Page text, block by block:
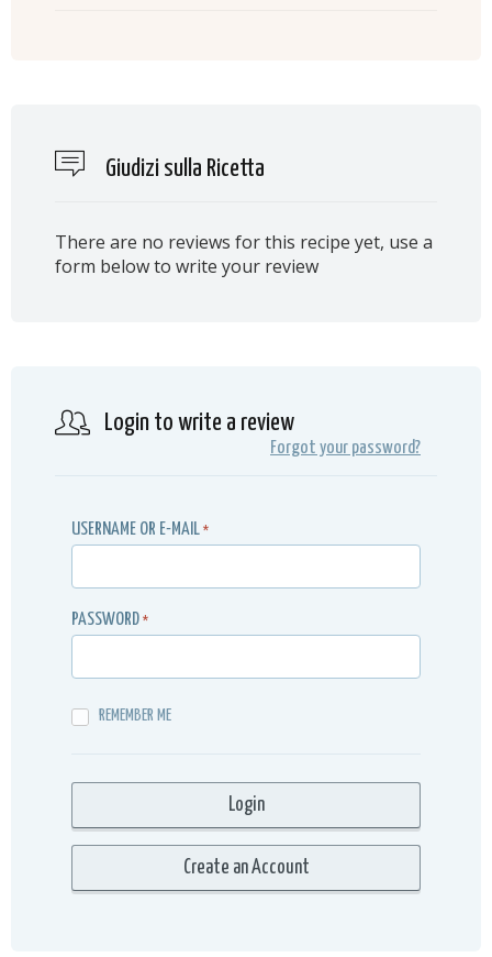
Giudizi sulla Ricetta
There are no reviews for this recipe yet, use a
form below to write your review
Login to write a review
Forgot your password?
USERNAME OR E-MAIL *
PASSWORD *
REMEMBER ME